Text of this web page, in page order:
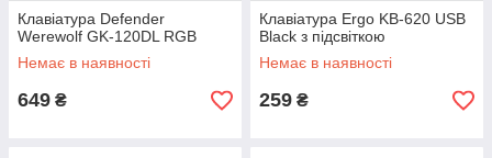
Клавіатура Defender
Werewolf GK-120DL RGB
Немає в наявності
649 ₴
Клавіатура Ergo KB-620 USB
Black з підсвіткою
Немає в наявності
259 ₴